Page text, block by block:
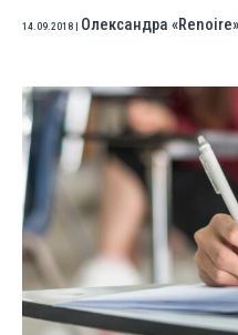
14.09.2018 Олександра